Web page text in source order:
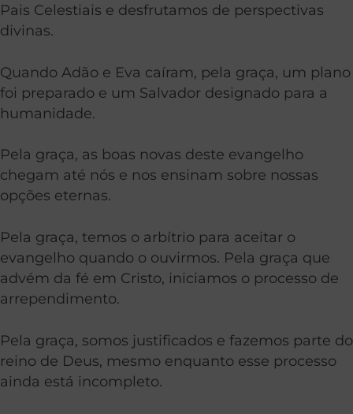
Pais Celestiais e desfrutamos de perspectivas
divinas.
Quando Adão e Eva caíram, pela graça, um plano
foi preparado e um Salvador designado para a
humanidade.
Pela graça, as boas novas deste evangelho
chegam até nós e nos ensinam sobre nossas
opções eternas.
Pela graça, temos o arbítrio para aceitar o
evangelho quando o ouvirmos. Pela graça que
advém da fé em Cristo, iniciamos o processo de
arrependimento.
Pela graça, somos justificados e fazemos parte do
reino de Deus, mesmo enquanto esse processo
ainda está incompleto.